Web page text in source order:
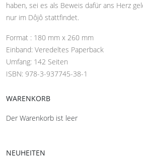
haben, sei es als Beweis dafür ans Herz
nur im Dôjô stattfindet.
Format : 180 mm x 260 mm
Einband: Veredeltes Paperback
Umfang: 142 Seiten
ISBN: 978-3-937745-38-1
WARENKORB
Der Warenkorb ist leer
NEUHEITEN